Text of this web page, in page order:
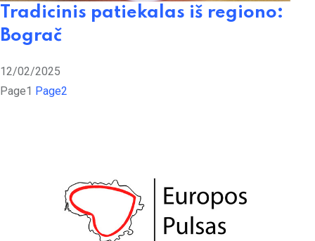
Tradicinis patiekalas iš regiono:
Bograč
12/02/2025
Page1 Page2